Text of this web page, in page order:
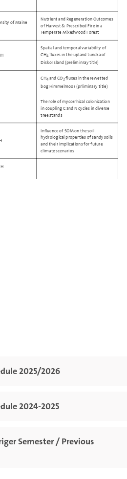
of Maine
Nutrient and Regeneration Outcomes
of Harvest & Prescribed Fire in a
Temperate Mixedwood Forest
Spatial and temporal variability of
CH4fluxes in the upland tundra of
Disko Island (preliminray title)
CH4and CO2fluxes in the rewetted
bog Himmelmoor (prliminary title)
The role of mycorrhizal colonization
in coupling C and N cycles in diverse
tree stands
Influence of SOM on the soil
hydrological properties of sandy soils
and their implications for future
climate scenarios
2025/2026
2024-2025
Semester / Previous